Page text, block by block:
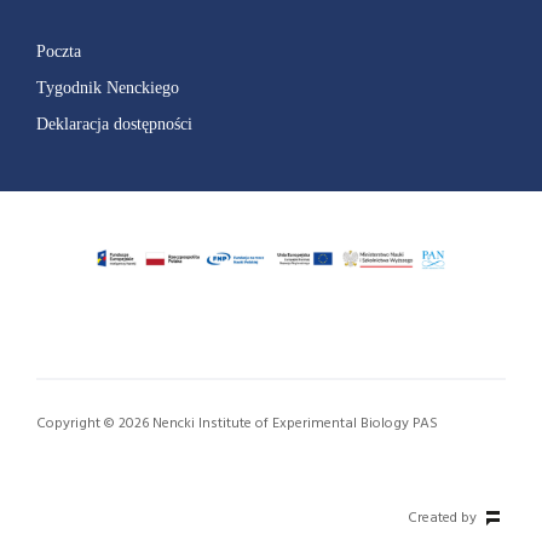
Poczta
Tygodnik Nenckiego
Deklaracja dostępności
Copyright © 2026 Nencki Institute of Experimental Biology PAS
Created by